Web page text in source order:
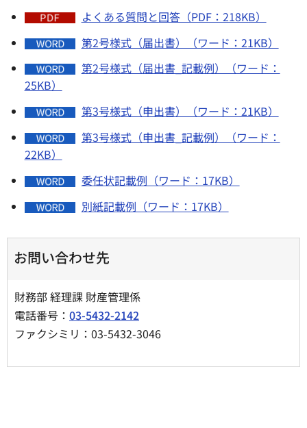
よくある質問と回答（PDF：218KB）
第2号様式（届出書）（ワード：21KB）
第2号様式（届出書_記載例）（ワード：
25KB）
第3号様式（申出書）（ワード：21KB）
第3号様式（申出書_記載例）（ワード：
22KB）
委任状記載例（ワード：17KB）
別紙記載例（ワード：17KB）
お問い合わせ先
財務部 経理課 財産管理係
電話番号： 03-5432-2142
ファクシミリ：03-5432-3046